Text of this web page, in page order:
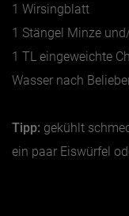
1 Wirsingblatt
1 Stängel Minze
1 TL eingeweichte
Wasser nach
Tipp: gekühlt
ein paar Eiswürfel